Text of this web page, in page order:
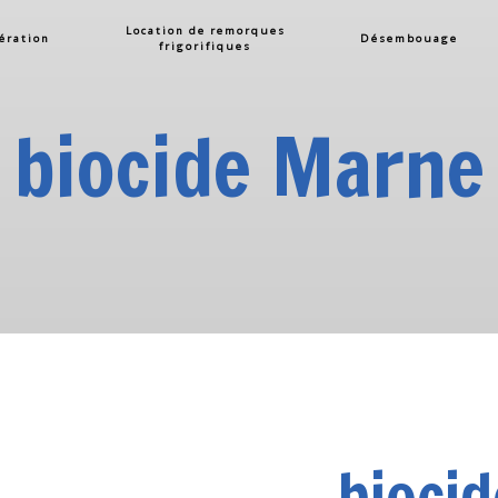
Location de remorques
frigorifiques
Désembouage
biocide Marne